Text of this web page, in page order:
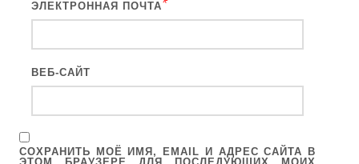
ЭЛЕКТРОННАЯ ПОЧТА*
ВЕБ-САЙТ
СОХРАНИТЬ МОЁ ИМЯ, EMAIL И АДРЕС САЙТА В